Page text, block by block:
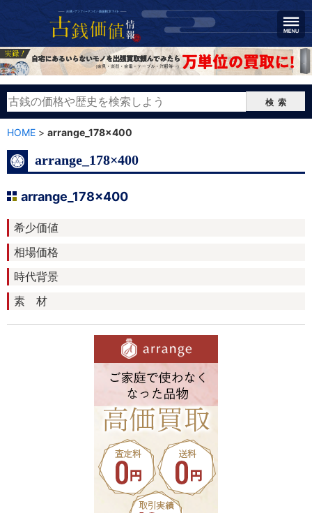
検索
HOME > arrange_178×400
arrange_178×400
arrange_178×400
希少価値
相場価格
時代背景
素 材